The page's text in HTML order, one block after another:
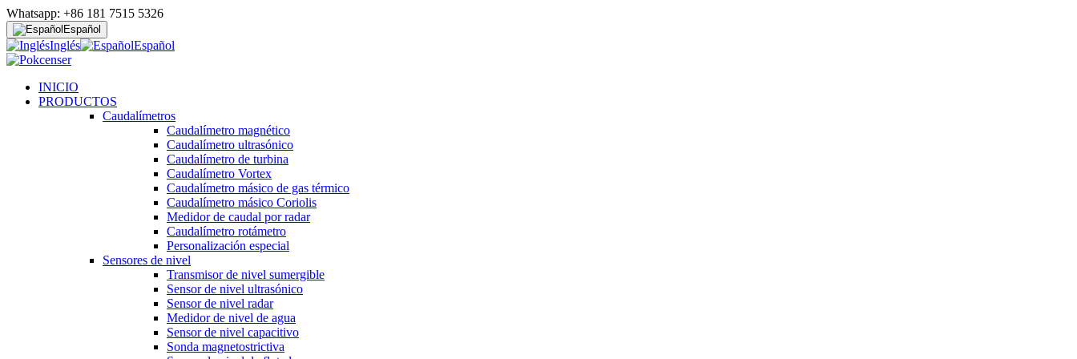
Whatsapp: +86 181 7515 5326
Español
Inglés Español
INICIO
PRODUCTOS
Caudalímetros
Caudalímetro magnético
Caudalímetro ultrasónico
Caudalímetro de turbina
Caudalímetro Vortex
Caudalímetro másico de gas térmico
Caudalímetro másico Coriolis
Medidor de caudal por radar
Caudalímetro rotámetro
Personalización especial
Sensores de nivel
Transmisor de nivel sumergible
Sensor de nivel ultrasónico
Sensor de nivel radar
Medidor de nivel de agua
Sensor de nivel capacitivo
Sonda magnetostrictiva